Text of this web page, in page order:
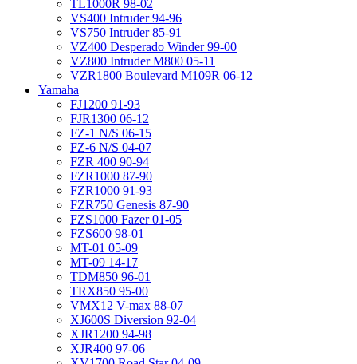
TL1000R 98-02
VS400 Intruder 94-96
VS750 Intruder 85-91
VZ400 Desperado Winder 99-00
VZ800 Intruder M800 05-11
VZR1800 Boulevard M109R 06-12
Yamaha
FJ1200 91-93
FJR1300 06-12
FZ-1 N/S 06-15
FZ-6 N/S 04-07
FZR 400 90-94
FZR1000 87-90
FZR1000 91-93
FZR750 Genesis 87-90
FZS1000 Fazer 01-05
FZS600 98-01
MT-01 05-09
MT-09 14-17
TDM850 96-01
TRX850 95-00
VMX12 V-max 88-07
XJ600S Diversion 92-04
XJR1200 94-98
XJR400 97-06